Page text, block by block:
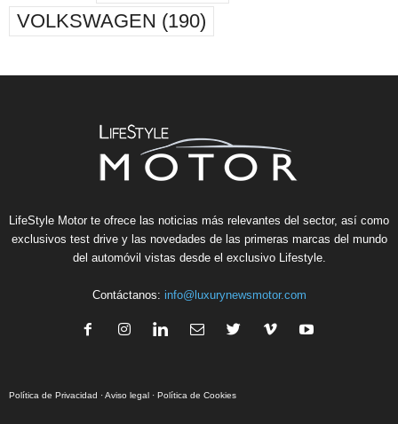
VOLKSWAGEN (190)
LifeStyle Motor te ofrece las noticias más relevantes del sector, así como
exclusivos test drive y las novedades de las primeras marcas del mundo
del automóvil vistas desde el exclusivo Lifestyle.
Contáctanos: info@luxurynewsmotor.com
Política de Privacidad ·Aviso legal · Política de Cookies